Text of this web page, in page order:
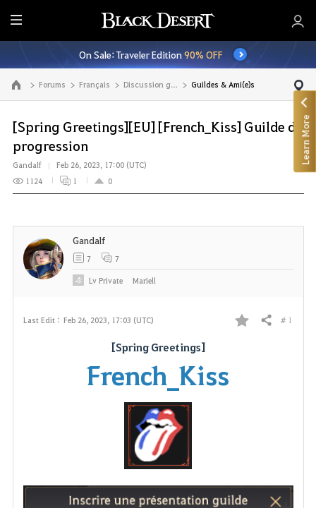
E
n
t
i
r
M
e
n
u
On Sale: Traveler Edition90% OFF
Go to the main page Forums Français Discussion générale Guildes & Ami(e)s
[Spring Greetings][EU] [French_Kiss] Guilde de
progression
Gandalf
Feb 26, 2023, 17:00 (UTC)
1124
1 0
Last Edit : Feb 26, 2023, 17:03 (UTC)
F
t
Share # 1
[Spring Greetings]
French_Kiss
Gandalf
7 7
LvPrivate Mariell
Learn More